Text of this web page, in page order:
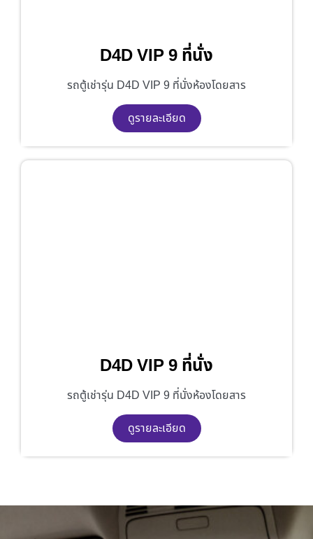
D4D VIP 9 ที่นั่ง
รถตู้เช่ารุ่น D4D VIP 9 ที่นั่งห้องโดยสาร
ดูรายละเอียด
D4D VIP 9 ที่นั่ง
รถตู้เช่ารุ่น D4D VIP 9 ที่นั่งห้องโดยสาร
ดูรายละเอียด